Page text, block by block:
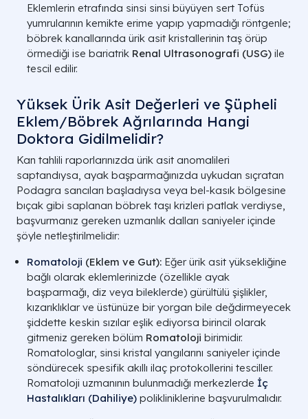
Eklemlerin etrafında sinsi sinsi büyüyen sert Tofüs
yumrularının kemikte erime yapıp yapmadığı röntgenle;
böbrek kanallarında ürik asit kristallerinin taş örüp
örmediği ise bariatrik Renal Ultrasonografi (USG) ile
tescil edilir.
Yüksek Ürik Asit Değerleri ve Şüpheli
Eklem/Böbrek Ağrılarında Hangi
Doktora Gidilmelidir?
Kan tahlili raporlarınızda ürik asit anomalileri
saptandıysa, ayak başparmağınızda uykudan sıçratan
Podagra sancıları başladıysa veya bel-kasık bölgesine
bıçak gibi saplanan böbrek taşı krizleri patlak verdiyse,
başvurmanız gereken uzmanlık dalları saniyeler içinde
şöyle netleştirilmelidir:
Romatoloji (Eklem ve Gut): Eğer ürik asit yüksekliğine
bağlı olarak eklemlerinizde (özellikle ayak
başparmağı, diz veya bileklerde) gürültülü şişlikler,
kızarıklıklar ve üstünüze bir yorgan bile değdirmeyecek
şiddette keskin sızılar eşlik ediyorsa birincil olarak
gitmeniz gereken bölüm Romatoloji birimidir.
Romatologlar, sinsi kristal yangılarını saniyeler içinde
söndürecek spesifik akıllı ilaç protokollerini tesciller.
Romatoloji uzmanının bulunmadığı merkezlerde İç
Hastalıkları (Dahiliye) polikliniklerine başvurulmalıdır.